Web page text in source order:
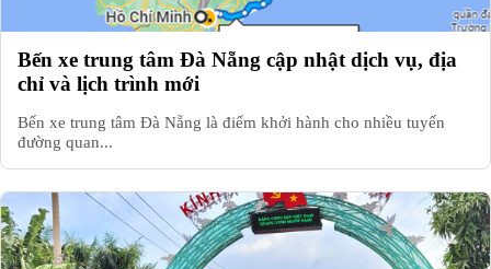
Bến xe trung tâm Đà Nẵng cập nhật dịch vụ, địa
chỉ và lịch trình mới
Bến xe trung tâm Đà Nẵng là điểm khởi hành cho nhiều tuyến
đường quan...